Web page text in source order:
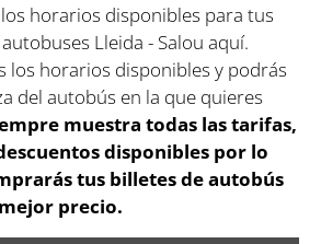
horarios disponibles para tus
Lleida - Salou aquí.
los horarios disponibles y podrás
del autobús en la que quieres
muestra todas las tarifas,
disponibles por lo
tus billetes de autobús
precio.